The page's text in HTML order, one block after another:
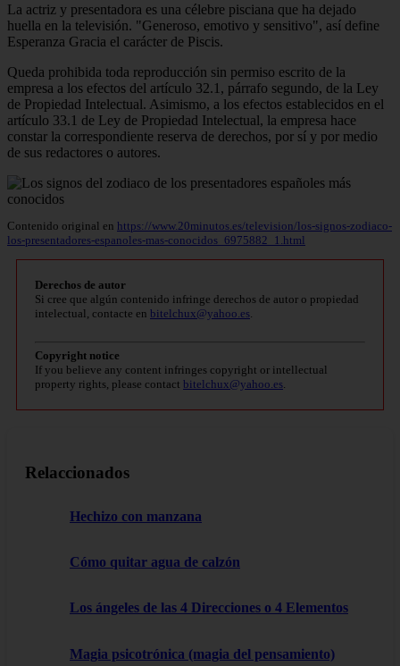
La actriz y presentadora es una célebre pisciana que ha dejado
huella en la televisión. "Generoso, emotivo y sensitivo", así define
Esperanza Gracia el carácter de Piscis.
Queda prohibida toda reproducción sin permiso escrito de la
empresa a los efectos del artículo 32.1, párrafo segundo, de la Ley
de Propiedad Intelectual. Asimismo, a los efectos establecidos en el
artículo 33.1 de Ley de Propiedad Intelectual, la empresa hace
constar la correspondiente reserva de derechos, por sí y por medio
de sus redactores o autores.
Contenido original en https://www.20minutos.es/television/los-signos-zodiaco-
los-presentadores-espanoles-mas-conocidos_6975882_1.html
Derechos de autor
Si cree que algún contenido infringe derechos de autor o propiedad
intelectual, contacte en bitelchux@yahoo.es.
Copyright notice
If you believe any content infringes copyright or intellectual
property rights, please contact bitelchux@yahoo.es.
Relaccionados
Hechizo con manzana
Cómo quitar agua de calzón
Los ángeles de las 4 Direcciones o 4 Elementos
Magia psicotrónica (magia del pensamiento)